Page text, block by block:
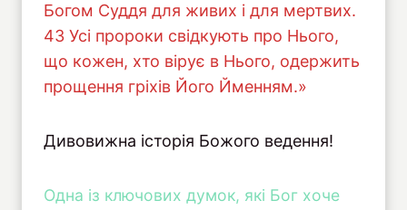
Богом Суддя для живих і для мертвих.
43 Усі пророки свідкують про Нього,
що кожен, хто вірує в Нього, одержить
прощення гріхів Його Йменням.»
Дивовижна історія Божого ведення!
Одна із ключових думок, які Бог хоче